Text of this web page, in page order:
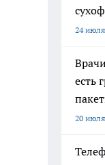
24 июля
есть
20 июля